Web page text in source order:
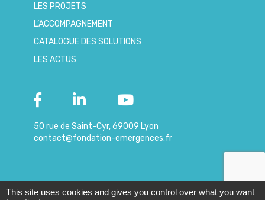
LES PROJETS
L’ACCOMPAGNEMENT
CATALOGUE DES SOLUTIONS
LES ACTUS
50 rue de Saint-Cyr, 69009 Lyon
contact@fondation-emergences.fr
© 2019 – Copyright | Mentions - Données
This site uses cookies and gives you control over what you want